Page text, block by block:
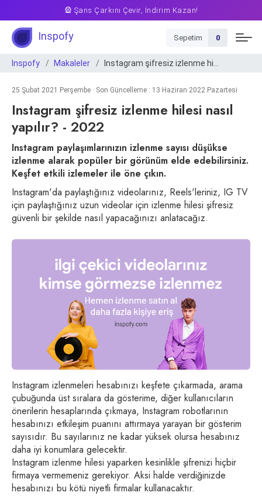
🎡 Şans Çarkını Çevir, İndirim Kazan!
Inspofy Sepetim 0
Inspofy Makaleler Instagram şifresiz izlenme hilesi nasıl yapılır? - 2022
25 Şubat 2021 Perşembe · Son Güncelleme : 13 Haziran 2022 Pazartesi
Instagram şifresiz izlenme hilesi nasıl
yapılır? - 2022
Instagram paylaşımlarınızın izlenme sayısı düşükse
izlenme alarak popüler bir görünüm elde edebilirsiniz.
Keşfet etkili izlemeler ile öne çıkın.
Instagram'da paylaştığınız videolarınız, Reels'leriniz, IG TV
için paylaştığınız uzun videolar için izlenme hilesi şifresiz
güvenli bir şekilde nasıl yapacağınızı anlatacağız.
Instagram izlenmeleri hesabınızı keşfete çıkarmada, arama
çubuğunda üst sıralara da gösterime, diğer kullanıcıların
önerilerin hesaplarında çıkmaya, Instagram robotlarının
hesabınızı etkileşim puanını attırmaya yarayan bir gösterim
sayısıdır. Bu sayılarınız ne kadar yüksek olursa hesabınız
daha iyi konumlara gelecektir.
Instagram izlenme hilesi yaparken kesinlikle şifrenizi hiçbir
firmaya vermemeniz gerekiyor. Aksi halde verdiğinizde
hesabınızı bu kötü niyetli firmalar kullanacaktır.